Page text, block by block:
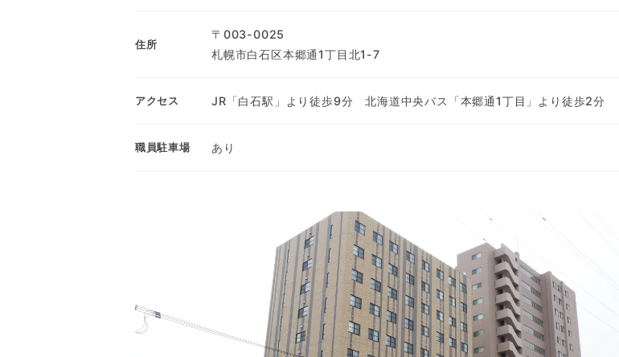
住所
〒003-0025
札幌市白石区本郷通1丁目北1-7
アクセス JR「白石駅」より徒歩9分 北海道中央バス「本郷通1丁目」より徒歩2分
職員駐車場 あり